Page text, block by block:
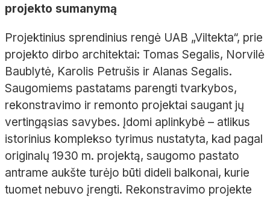
projekto sumanymą
Projektinius sprendinius rengė UAB „Viltekta“, prie
projekto dirbo architektai: Tomas Segalis, Norvilė
Baublytė, Karolis Petrušis ir Alanas Segalis.
Saugomiems pastatams parengti tvarkybos,
rekonstravimo ir remonto projektai saugant jų
vertingąsias savybes. Įdomi aplinkybė – atlikus
istorinius komplekso tyrimus nustatyta, kad pagal
originalų 1930 m. projektą, saugomo pastato
antrame aukšte turėjo būti dideli balkonai, kurie
tuomet nebuvo įrengti. Rekonstravimo projekte